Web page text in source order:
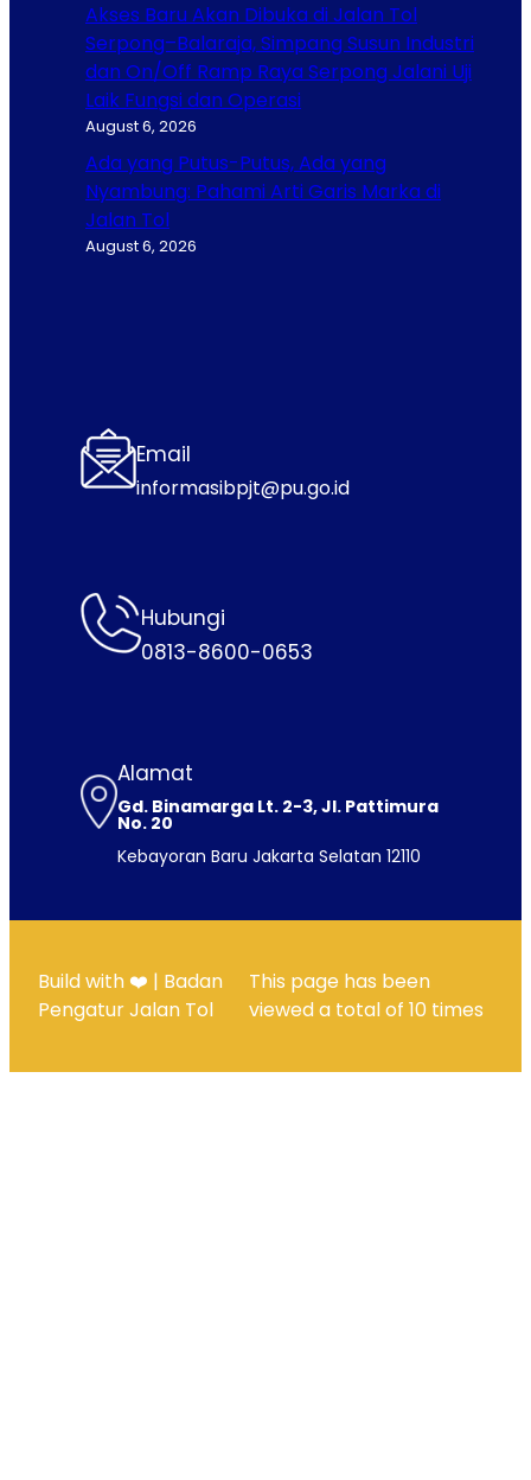
Akses Baru Akan Dibuka di Jalan Tol
Serpong–Balaraja, Simpang Susun Industri
dan On/Off Ramp Raya Serpong Jalani Uji
Laik Fungsi dan Operasi
August 6, 2026
Ada yang Putus-Putus, Ada yang
Nyambung: Pahami Arti Garis Marka di
Jalan Tol
August 6, 2026
Email
informasibpjt@pu.go.id
Hubungi
0813-8600-0653
Alamat
Gd. Binamarga Lt. 2-3, Jl. Pattimura
No. 20
Kebayoran Baru Jakarta Selatan 12110
Build with ❤️ | Badan
Pengatur Jalan Tol
This page has been
viewed a total of10 times